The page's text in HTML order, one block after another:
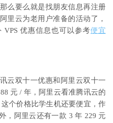
么要么就是找朋友信息再注册
里云为老用户准备的活动了，
VPS 优惠信息也可以参考便宜
云双十一优惠和阿里云双十一
88 元 / 年，阿里云看准腾讯云的
个价格比学生机还要便宜，作
，阿里云还有一款 3 年 229 元